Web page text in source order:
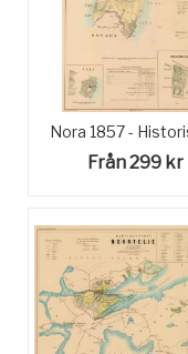
Från 299 kr